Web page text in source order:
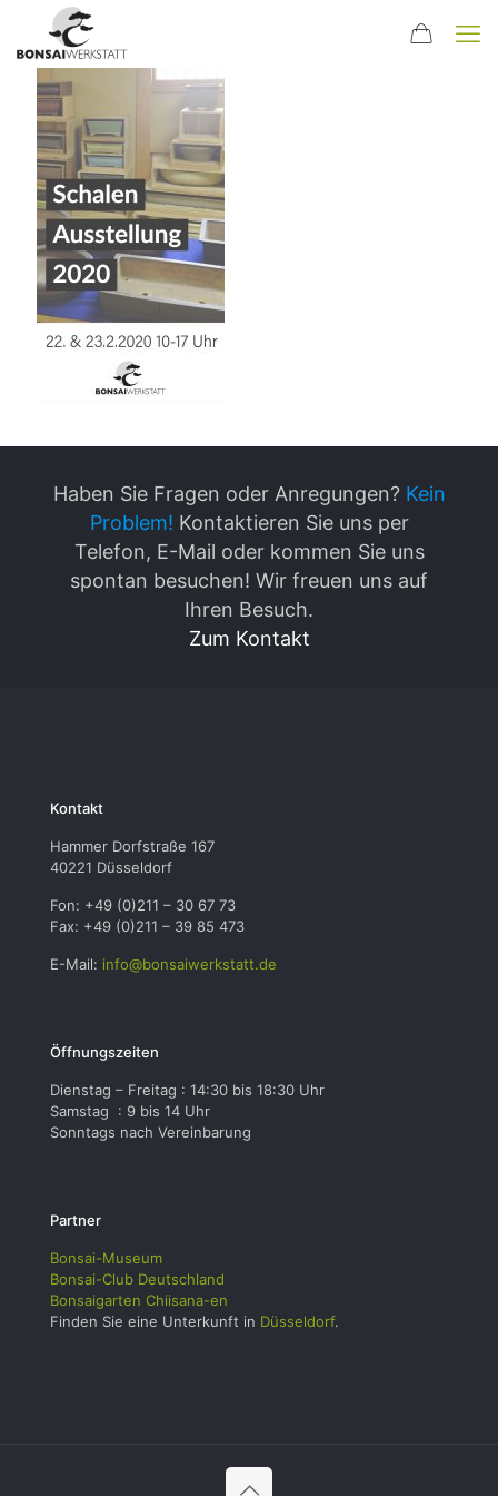
Haben Sie Fragen oder Anregungen? Kein
Problem! Kontaktieren Sie uns per
Telefon, E-Mail oder kommen Sie uns
spontan besuchen! Wir freuen uns auf
Ihren Besuch.
Zum Kontakt
Kontakt
Hammer Dorfstraße 167
40221 Düsseldorf
Fon: +49 (0)211 – 30 67 73
Fax: +49 (0)211 – 39 85 473
E-Mail: info@bonsaiwerkstatt.de
Öffnungszeiten
Dienstag – Freitag : 14:30 bis 18:30 Uhr
Samstag : 9 bis 14 Uhr
Sonntags nach Vereinbarung
Partner
Bonsai-Museum
Bonsai-Club Deutschland
Bonsaigarten Chiisana-en
Finden Sie eine Unterkunft in Düsseldorf.